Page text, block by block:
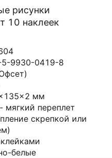
рисунки
10 наклеек
9930-0419-8
мм
мягкий переплет
скрепкой или
белые